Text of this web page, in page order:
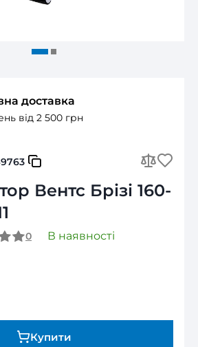
доставка
від 2 500 грн
Вентс Брізі 160-
0 В наявності
Купити